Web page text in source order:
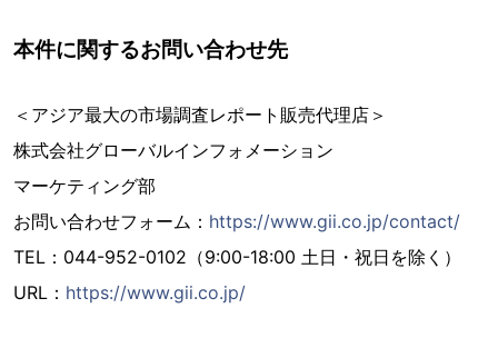
本件に関するお問い合わせ先
＜アジア最大の市場調査レポート販売代理店＞
株式会社グローバルインフォメーション
マーケティング部
お問い合わせフォーム： https://www.gii.co.jp/contact/
TEL：044-952-0102（9:00-18:00 土日・祝日を除く）
URL： https://www.gii.co.jp/